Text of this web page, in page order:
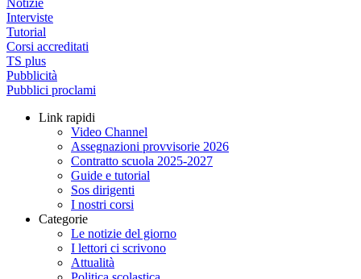
Notizie
Interviste
Tutorial
Corsi accreditati
TS plus
Pubblicità
Pubblici proclami
Link rapidi
Video Channel
Assegnazioni provvisorie 2026
Contratto scuola 2025-2027
Guide e tutorial
Sos dirigenti
I nostri corsi
Categorie
Le notizie del giorno
I lettori ci scrivono
Attualità